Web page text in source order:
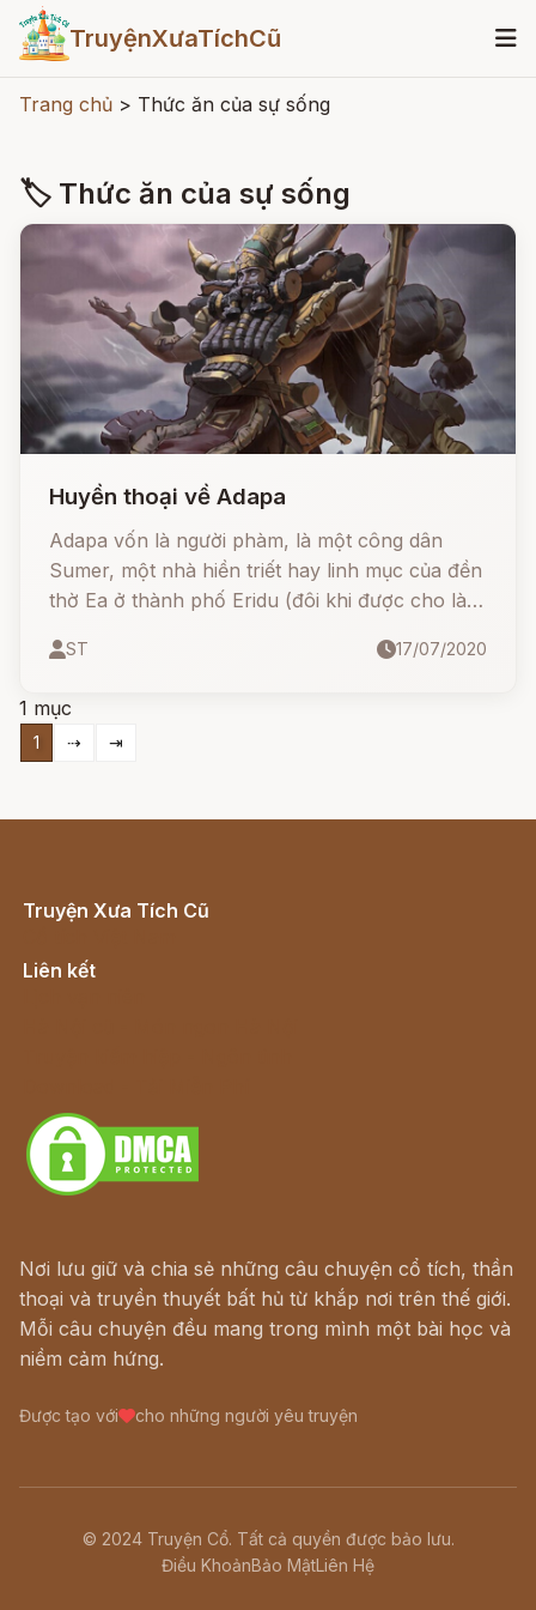
TruyệnXưaTíchCũ
Trang chủ > Thức ăn của sự sống
🏷 Thức ăn của sự sống
Huyền thoại về Adapa
Adapa vốn là người phàm, là một công dân
Sumer, một nhà hiền triết hay linh mục của đền
thờ Ea ở thành phố Eridu (đôi khi được cho là
món quà trí tuệ với trí thông minh siêu việt.
ST 17/07/2020
1 mục
1 ⇢ ⇥
Truyện Xưa Tích Cũ
Liên kết
Nơi lưu giữ và chia sẻ những câu chuyện cổ tích, thần
thoại và truyền thuyết bất hủ từ khắp nơi trên thế giới.
Mỗi câu chuyện đều mang trong mình một bài học và
niềm cảm hứng.
Được tạo với cho những người yêu truyện
© 2024 Truyện Cổ. Tất cả quyền được bảo lưu.
Điều KhoảnBảo MậtLiên Hệ